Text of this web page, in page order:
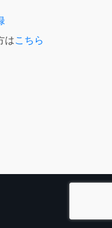
はこちら